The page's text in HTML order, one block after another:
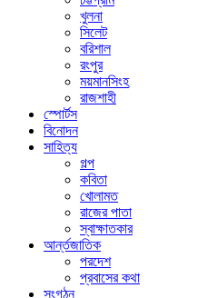
খুলনা
সিলেট
বরিশাল
রংপুর
ময়মানসিংহ
রাজশাহী
স্পোর্টস
বিনোদন
সাহিত্য
গল্প
কবিতা
খোলামত
রাজের পাতা
স্বাক্ষাতকার
আর্ন্তজাতিক
পরদেশ
প্রবাসের কথা
সংগঠন